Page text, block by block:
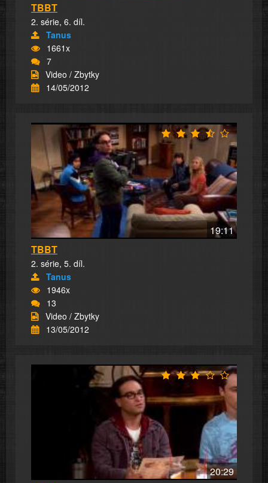
TBBT
2. série, 6. díl.
Tanus
1661x
7
Video / Zbytky
14/05/2012
19:11
TBBT
2. série, 5. díl.
Tanus
1946x
13
Video / Zbytky
13/05/2012
20:29